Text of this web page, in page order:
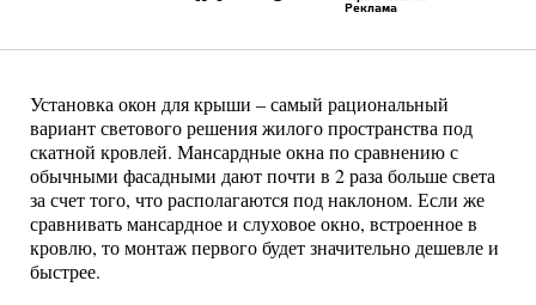
Реклама
Установка окон для крыши – самый рациональный
вариант светового решения жилого пространства под
скатной кровлей. Мансардные окна по сравнению с
обычными фасадными дают почти в 2 раза больше света
за счет того, что располагаются под наклоном. Если же
сравнивать мансардное и слуховое окно, встроенное в
кровлю, то монтаж первого будет значительно дешевле и
быстрее.